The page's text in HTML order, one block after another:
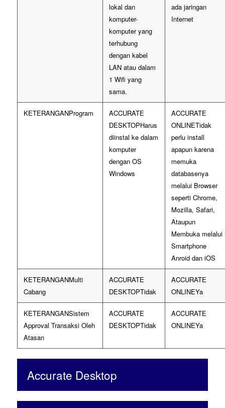
lokal dan
komputer-
komputer yang
terhubung
dengan kabel
LAN atau dalam
1 Wifi yang
sama.
ada jaringan
Internet
Program
Harus
diinstal ke dalam
komputer
dengan OS
Windows
Tidak
perlu install
apapun karena
memuka
databasenya
melalui Browser
seperti Chrome,
Mozilla, Safari,
Ataupun
Membuka melalui
Smartphone
Anroid dan iOS
Multi
Cabang
Tidak Ya
Sistem
Approval Transaksi Oleh
Atasan
Tidak Ya
Accurate Desktop